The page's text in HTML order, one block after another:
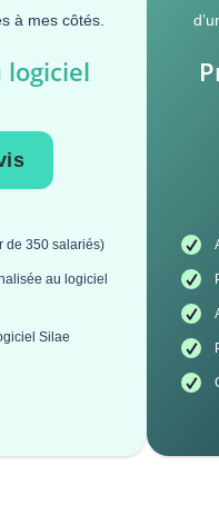
à mes côtés.
logiciel
de 350 salariés)
au logiciel
Silae